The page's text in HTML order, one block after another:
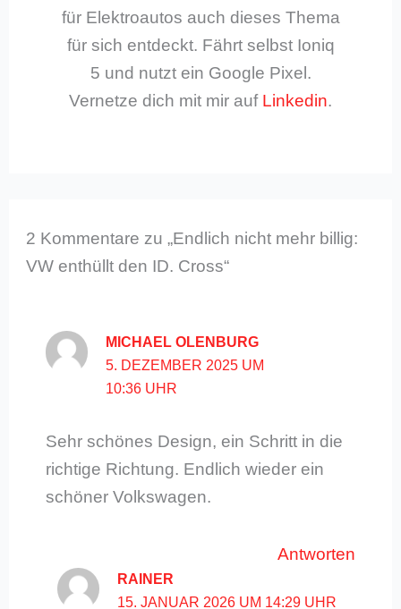
für Elektroautos auch dieses Thema
für sich entdeckt. Fährt selbst Ioniq
5 und nutzt ein Google Pixel.
Vernetze dich mit mir auf Linkedin.
2 Kommentare zu „Endlich nicht mehr billig:
VW enthüllt den ID. Cross“
MICHAEL OLENBURG
5. DEZEMBER 2025 UM
10:36 UHR
Sehr schönes Design, ein Schritt in die
richtige Richtung. Endlich wieder ein
schöner Volkswagen.
Antworten
RAINER
15. JANUAR 2026 UM 14:29 UHR